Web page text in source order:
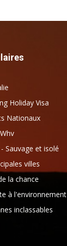
Holiday Visa
Nationaux
Sauvage et isolé
villes
la chance
à l'environnement
inclassables